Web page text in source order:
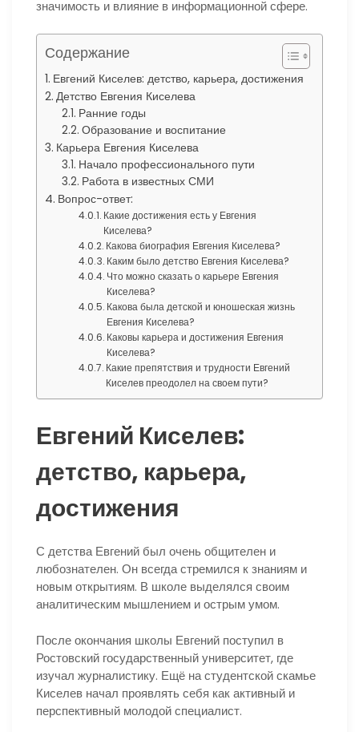
значимость и влияние в информационной сфере.
Содержание
Евгений Киселев: детство, карьера, достижения
Детство Евгения Киселева
Ранние годы
Образование и воспитание
Карьера Евгения Киселева
Начало профессионального пути
Работа в известных СМИ
Вопрос-ответ:
Какие достижения есть у Евгения
Киселева?
Какова биография Евгения Киселева?
Каким было детство Евгения Киселева?
Что можно сказать о карьере Евгения
Киселева?
Какова была детской и юношеская жизнь
Евгения Киселева?
Каковы карьера и достижения Евгения
Киселева?
Какие препятствия и трудности Евгений
Киселев преодолел на своем пути?
Евгений Киселев:
детство, карьера,
достижения
С детства Евгений был очень общителен и
любознателен. Он всегда стремился к знаниям и
новым открытиям. В школе выделялся своим
аналитическим мышлением и острым умом.
После окончания школы Евгений поступил в
Ростовский государственный университет, где
изучал журналистику. Ещё на студентской скамье
Киселев начал проявлять себя как активный и
перспективный молодой специалист.